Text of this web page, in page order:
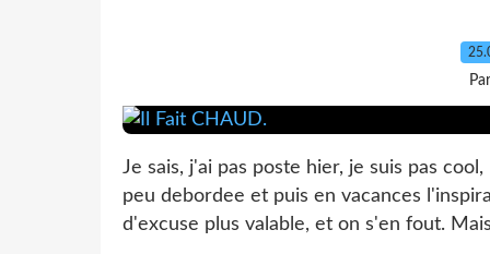
Je sais, j'ai pas poste hier, je suis pas
peu debordee et puis en vacances
d'excuse plus valable, et on s'en fout.